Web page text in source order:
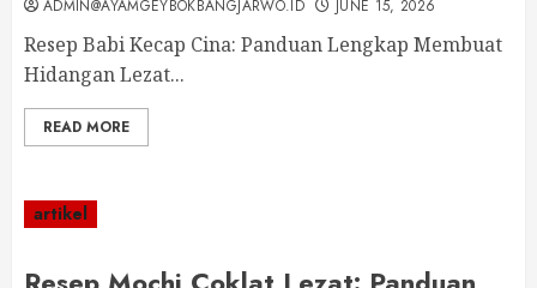
ADMIN@AYAMGEYBOKBANGJARWO.ID JUNE 15, 2026
Resep Babi Kecap Cina: Panduan Lengkap Membuat
Hidangan Lezat...
READ MORE
artikel